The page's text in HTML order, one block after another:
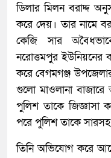
ডিলার মিলন বরাদ্দ
করে দেয়। তার নামে
কেজি সার
নরোত্তমপুর ইউনিয়নের
করে বেগমগঞ্জ
গুলো মাওলানা
পুলিশ তাকে জিজ্ঞাসা
পরে পুলিশ তাকে
তিনি অভিযোগ করে